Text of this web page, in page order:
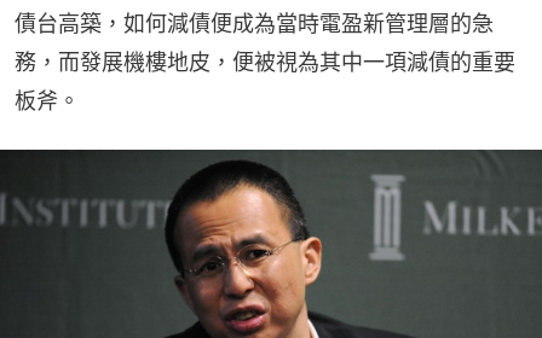
債台高築，如何減債便成為當時電盈新管理層的急
務，而發展機樓地皮，便被視為其中一項減債的重要
板斧。